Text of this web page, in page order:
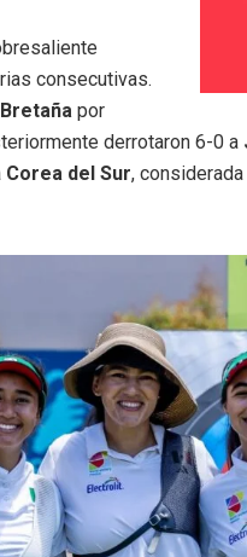
consecutivas.
por
derrotaron 6-0 a
Corea del Sur,